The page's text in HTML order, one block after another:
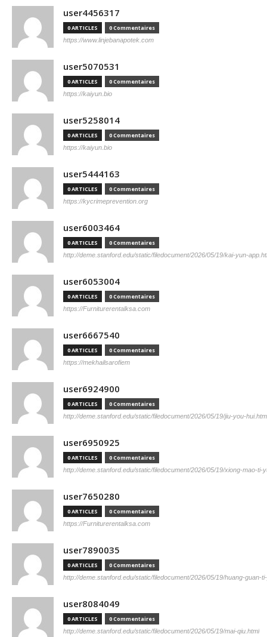
user4456317
0 ARTICLES 0 Commentaires
https://www.linjebanapotek.com
user5070531
0 ARTICLES 0 Commentaires
https://kaiyun.bio
user5258014
0 ARTICLES 0 Commentaires
https://kaiyun.bio
user5444163
0 ARTICLES 0 Commentaires
https://kycrimeprevention.org
user6003464
0 ARTICLES 0 Commentaires
http://deme.stanford.edu/static/filedocument/2026/05/19/kai-yun-
user6053004
0 ARTICLES 0 Commentaires
https://Furniturerentalksa.com
user6667540
0 ARTICLES 0 Commentaires
https://mekhailsarofiem
user6924900
0 ARTICLES 0 Commentaires
http://deme.stanford.edu/static/filedocument/2026/05/19/jiu-you-
user6950925
0 ARTICLES 0 Commentaires
http://deme.stanford.edu/static/filedocument/2026/05/19/xiong-mao-ti-
user7650280
0 ARTICLES 0 Commentaires
https://Furniturerentalksa.com
user7890035
0 ARTICLES 0 Commentaires
http://deme.stanford.edu/static/filedocument/2026/05/19/huang-guan-
user8084049
0 ARTICLES 0 Commentaires
http://deme.stanford.edu/static/filedocument/2026/05/19/mai-qiu.html